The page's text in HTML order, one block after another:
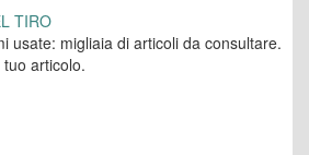
TIRO
usate: migliaia di articoli da consultare.
articolo.